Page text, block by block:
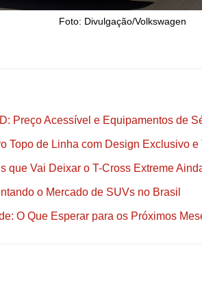
Foto: Divulgação/Volkswagen
Preço Acessível e Equipamentos de
Topo de Linha com Design Exclusivo
que Vai Deixar o T-Cross Extreme
o Mercado de SUVs no Brasil
O Que Esperar para os Próximos